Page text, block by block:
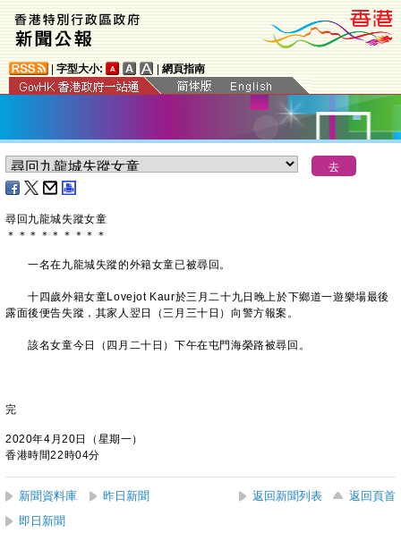
字型大小: 網頁指南
尋回九龍城失蹤女童
＊ ＊ ＊ ＊ ＊ ＊ ＊ ＊ ＊
一名在九龍城失蹤的外籍女童已被尋回。
十四歲外籍女童Lovejot Kaur於三月二十九日晚上於下鄉道一遊樂場最後
露面後便告失蹤，其家人翌日（三月三十日）向警方報案。
該名女童今日（四月二十日）下午在屯門海榮路被尋回。
完
2020年4月20日（星期一）
香港時間22時04分
新聞資料庫 昨日新聞 返回新聞列表
返回頁首
即日新聞